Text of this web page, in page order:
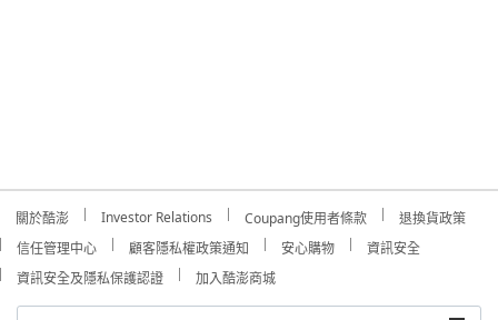
關於酷澎 Investor Relations Coupang使用者條款
退換貨政策
信任管理中心
顧客隱私權政策通知 安心購物
資訊安全
資訊安全及隱私保護認證
加入酷澎商城